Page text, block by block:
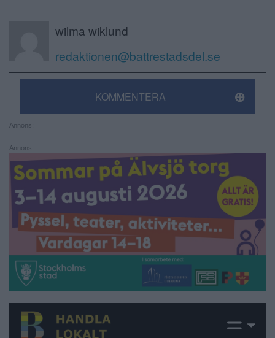
wilma wiklund
redaktionen@battrestadsdel.se
KOMMENTERA
Annons:
Annons: